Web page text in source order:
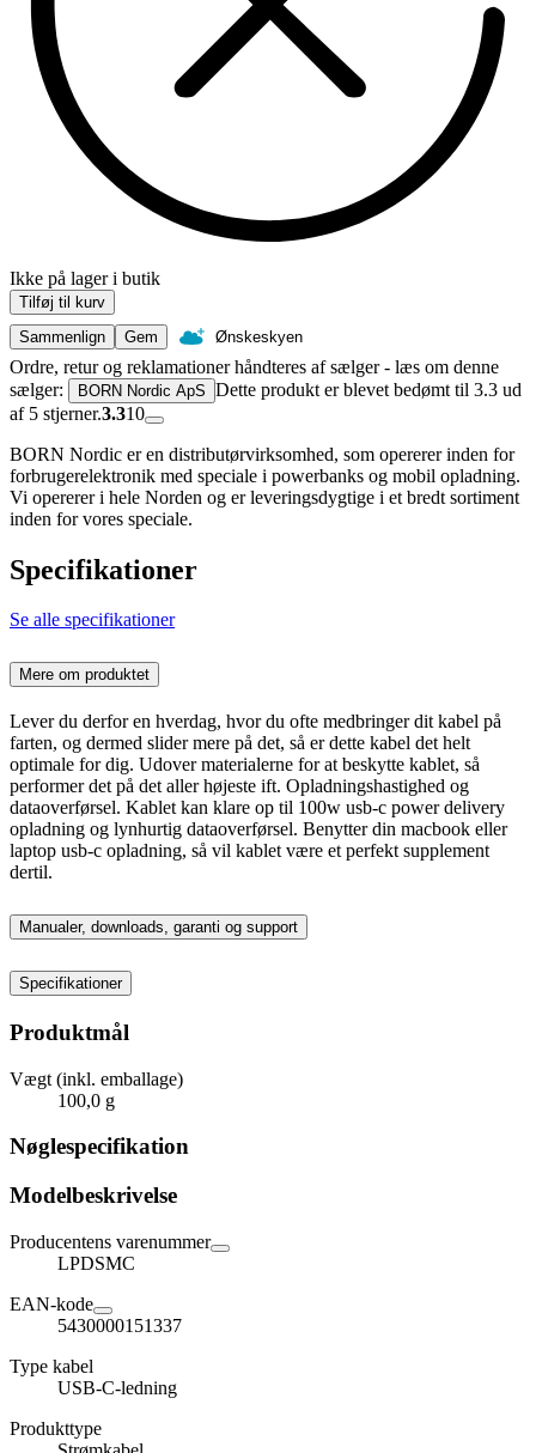
Ikke på lager i butik
Tilføj til kurv
Sammenlign
Gem Ønskeskyen
Ordre, retur og reklamationer håndteres af sælger - læs om denne
sælger:
BORN Nordic ApS Dette produkt er blevet bedømt til 3.3 ud
af 5 stjerner.3.310
BORN Nordic er en distributørvirksomhed, som opererer inden for
forbrugerelektronik med speciale i powerbanks og mobil opladning.
Vi opererer i hele Norden og er leveringsdygtige i et bredt sortiment
inden for vores speciale.
Specifikationer
Se alle specifikationer
Mere om produktet
Lever du derfor en hverdag, hvor du ofte medbringer dit kabel på
farten, og dermed slider mere på det, så er dette kabel det helt
optimale for dig. Udover materialerne for at beskytte kablet, så
performer det på det aller højeste ift. Opladningshastighed og
dataoverførsel. Kablet kan klare op til 100w usb-c power delivery
opladning og lynhurtig dataoverførsel. Benytter din macbook eller
laptop usb-c opladning, så vil kablet være et perfekt supplement
dertil.
Manualer, downloads, garanti og support
Specifikationer
Produktmål
Vægt (inkl. emballage)
100,0 g
Nøglespecifikation
Modelbeskrivelse
Producentens varenummer
LPDSMC
EAN-kode
5430000151337
Type kabel
USB-C-ledning
Produkttype